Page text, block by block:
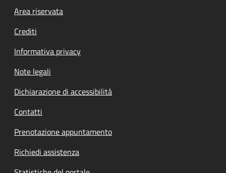
Footer menu
Area riservata
Crediti
Informativa privacy
Note legali
Dichiarazione di accessibilità
Contatti
Prenotazione appuntamento
Richiedi assistenza